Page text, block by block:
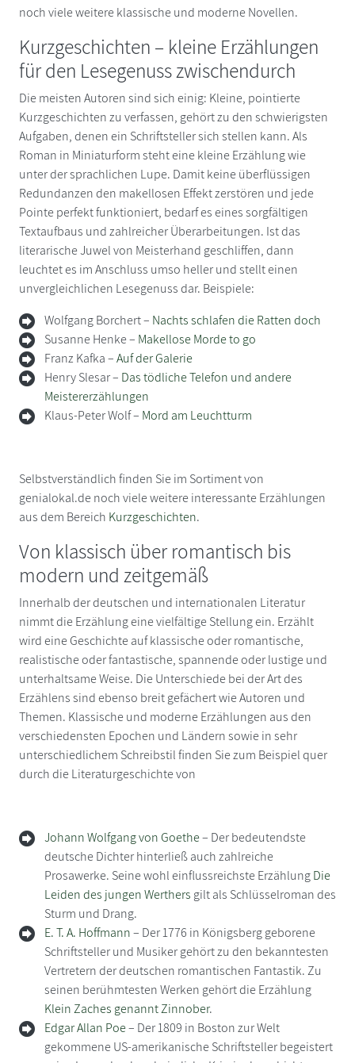
noch viele weitere klassische und moderne Novellen.
Kurzgeschichten – kleine Erzählungen
für den Lesegenuss zwischendurch
Die meisten Autoren sind sich einig: Kleine, pointierte
Kurzgeschichten zu verfassen, gehört zu den schwierigsten
Aufgaben, denen ein Schriftsteller sich stellen kann. Als
Roman in Miniaturform steht eine kleine Erzählung wie
unter der sprachlichen Lupe. Damit keine überflüssigen
Redundanzen den makellosen Effekt zerstören und jede
Pointe perfekt funktioniert, bedarf es eines sorgfältigen
Textaufbaus und zahlreicher Überarbeitungen. Ist das
literarische Juwel von Meisterhand geschliffen, dann
leuchtet es im Anschluss umso heller und stellt einen
unvergleichlichen Lesegenuss dar. Beispiele:
Wolfgang Borchert – Nachts schlafen die Ratten doch
Susanne Henke – Makellose Morde to go
Franz Kafka –Auf der Galerie
Henry Slesar – Das tödliche Telefon und andere
Meistererzählungen
Klaus-Peter Wolf – Mord am Leuchtturm
Selbstverständlich finden Sie im Sortiment von
genialokal.de noch viele weitere interessante Erzählungen
aus dem Bereich Kurzgeschichten.
Von klassisch über romantisch bis
modern und zeitgemäß
Innerhalb der deutschen und internationalen Literatur
nimmt die Erzählung eine vielfältige Stellung ein. Erzählt
wird eine Geschichte auf klassische oder romantische,
realistische oder fantastische, spannende oder lustige und
unterhaltsame Weise. Die Unterschiede bei der Art des
Erzählens sind ebenso breit gefächert wie Autoren und
Themen. Klassische und moderne Erzählungen aus den
verschiedensten Epochen und Ländern sowie in sehr
unterschiedlichem Schreibstil finden Sie zum Beispiel quer
durch die Literaturgeschichte von
Johann Wolfgang von Goethe– Der bedeutendste
deutsche Dichter hinterließ auch zahlreiche
Prosawerke. Seine wohl einflussreichste ErzählungDie
Leiden des jungen Werthers gilt als Schlüsselroman des
Sturm und Drang.
E. T. A. Hoffmann– Der 1776 in Königsberg geborene
Schriftsteller und Musiker gehört zu den bekanntesten
Vertretern der deutschen romantischen Fantastik. Zu
seinen berühmtesten Werken gehört die Erzählung
Klein Zaches genannt Zinnober.
Edgar Allan Poe– Der 1809 in Boston zur Welt
gekommene US-amerikanische Schriftsteller begeistert